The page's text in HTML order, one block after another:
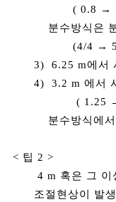
( 0.8 → 1.0,
분수방식은 분자
(4/4 → 5 /4,
3) 6.25 m에서
4) 3.2 m 에서 사
( 1.25 →
분수방식에서는
< 팁 2 >
4 m 혹은 그 이상
조절현상이 발생